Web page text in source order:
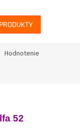
Hodnotenie
52